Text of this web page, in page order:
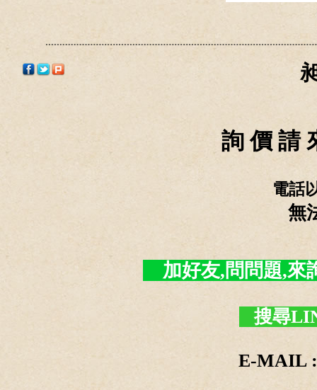
詢 價 請
電話
無
加好友,問問題,來
搜尋
E-MAIL :